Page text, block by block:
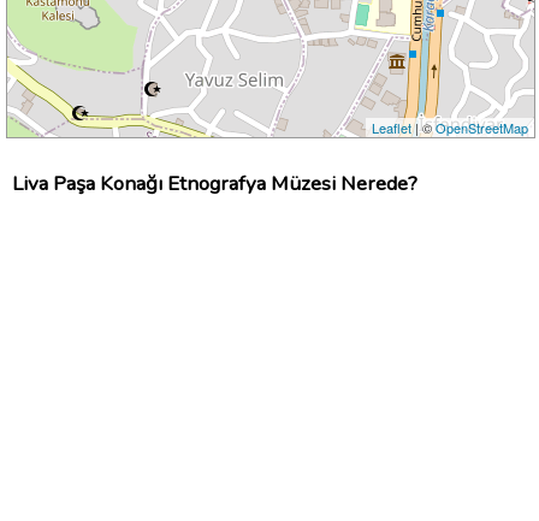
Leaflet| ©OpenStreetMap
Liva Paşa Konağı Etnografya Müzesi Nerede?